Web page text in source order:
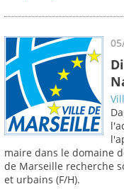
maire dans le domaine
de Marseille recherche
et urbains (F/H).